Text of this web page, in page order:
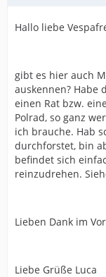
Hallo liebe
gibt es hier auch
auskennen? Habe
einen Rat bzw.
Polrad, so ganz
ich brauche. Hab
durchforstet, bin
befindet sich
reinzudrehen.
Lieben Dank im
Liebe Grüße Luca